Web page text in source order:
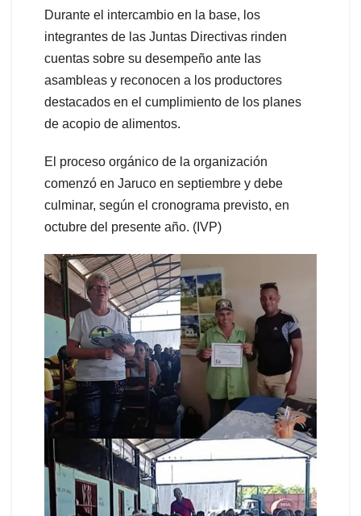
Durante el intercambio en la base, los
integrantes de las Juntas Directivas rinden
cuentas sobre su desempeño ante las
asambleas y reconocen a los productores
destacados en el cumplimiento de los planes
de acopio de alimentos.
El proceso orgánico de la organización
comenzó en Jaruco en septiembre y debe
culminar, según el cronograma previsto, en
octubre del presente año. (IVP)